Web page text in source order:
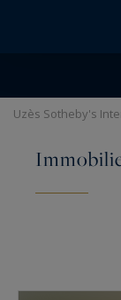
Uzès Sotheby's